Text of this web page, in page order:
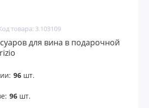
товара: 3.103109
для вина в подарочной
96шт.
96шт.